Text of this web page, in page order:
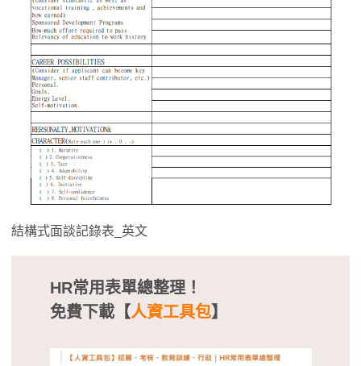
結構式面談記錄表_英文
HR常用表單總整理！
免費下載【人資工具包】